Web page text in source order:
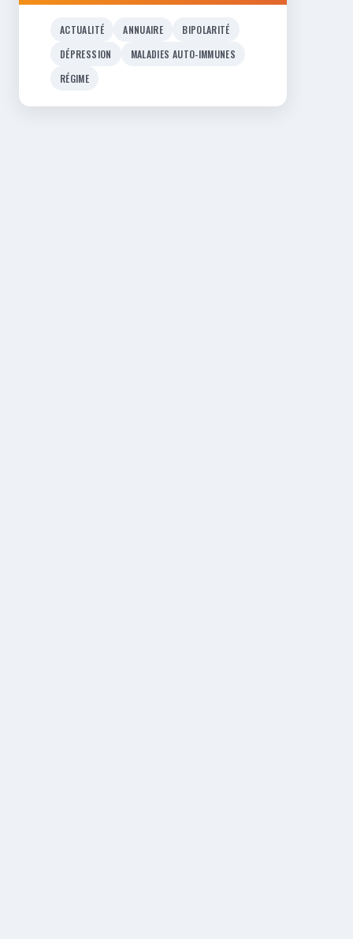
ACTUALITÉ ANNUAIRE
BIPOLARITÉ
DÉPRESSION
MALADIES AUTO-IMMUNES
RÉGIME